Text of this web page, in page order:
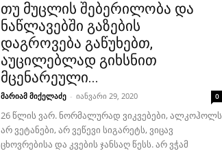
თუ მუცლის შებერილობა და
ნაწლავებში გაზების
დაგროვება გაწუხებთ,
აუცილებლად გიხსნით
მცენარეული...
მარიამ მიქელაძე - იანვარი 29, 2020 0
26 წლის ვარ. ნორმალურად ვიკვებები, ალკოჰოლს
არ ვეტანები, არ ვეწევი სიგარეტს, ვიცავ
ცხოვრებისა და კვების ჯანსაღ წესს. არ ვჭამ